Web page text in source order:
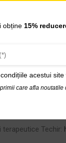
Techirghiol)
Techir:
obține 15%
acestui site
care afla noutatile